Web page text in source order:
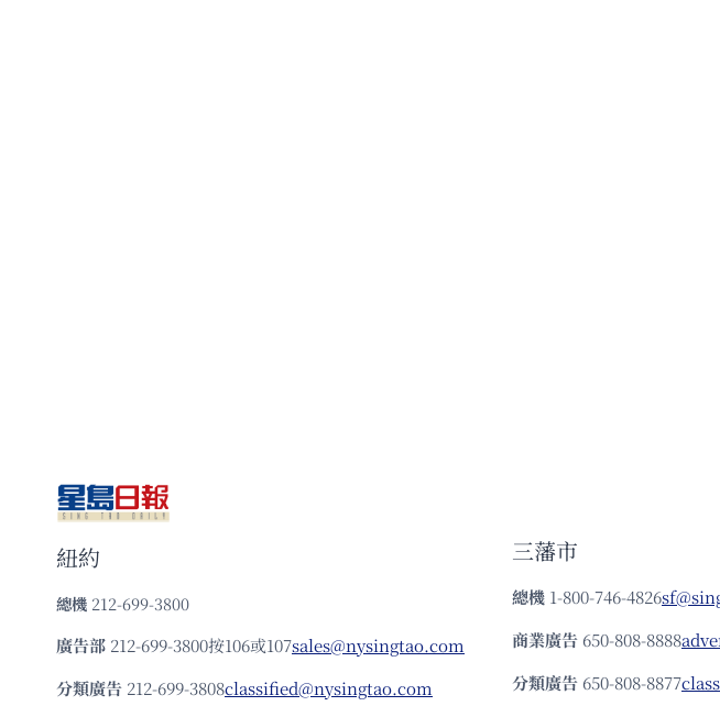
紐約
總機 212-699-3800
廣告部 212-699-3800按106或107sales@nysingtao.com
分類廣告 212-699-3808classified@nysingtao.com
三藩市
總機 1-800-746-4826
商業廣告 650-808-8888
分類廣告 650-808-8877